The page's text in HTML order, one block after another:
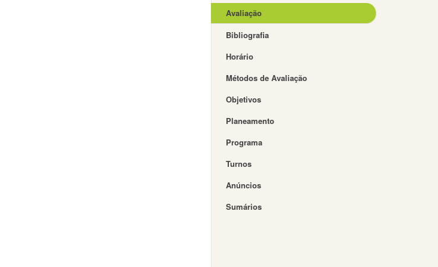
Avaliação
Bibliografia
Horário
Métodos de Avaliação
Objetivos
Planeamento
Programa
Turnos
Anúncios
Sumários